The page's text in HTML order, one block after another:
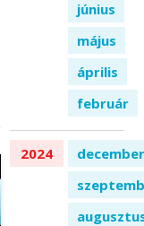
június
május
április
február
2024
december